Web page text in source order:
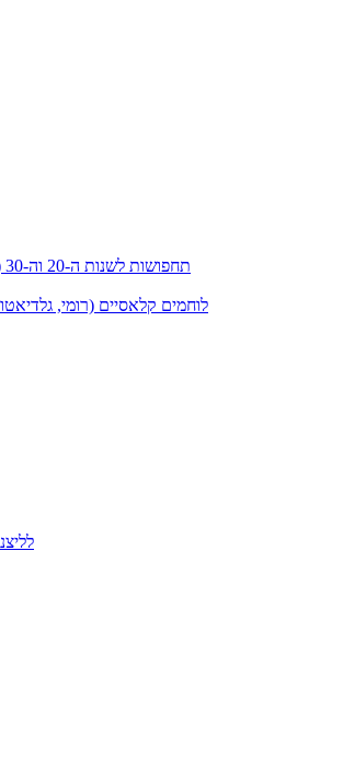
תחפושות לשנות ה-20 וה-30 (גטסבי)
לוחמים קלאסיים (רומי,